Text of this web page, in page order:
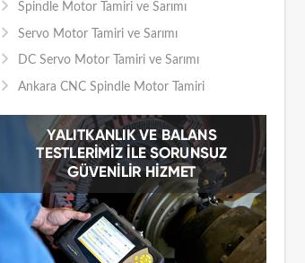
Spindle Motor Tamiri ve Sarımı
Servo Motor Tamiri ve Sarımı
DC Servo Motor Tamiri ve Sarımı
Ankara CNC Spindle Motor Tamiri